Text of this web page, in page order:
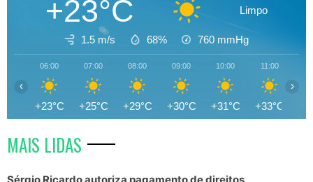
+23°C Limpo
1.5 m/s 68% 760 mmHg
06:00
+23°C
07:00
+25°C
08:00
+29°C
09:00
+30°C
10:00
+31°C
11:00
+33°C
‹ ›
MAIS LIDAS
Sérgio Ricardo autoriza pagamento de direitos